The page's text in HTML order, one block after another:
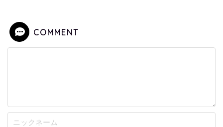
COMMENT